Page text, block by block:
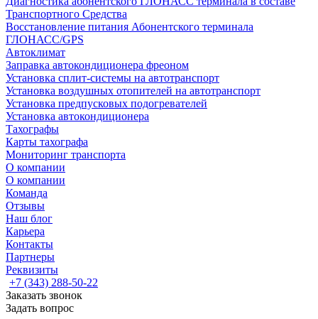
Транспортного Средства
Восстановление питания Абонентского терминала
ГЛОНАСС/GPS
Автоклимат
Заправка автокондиционера фреоном
Установка сплит-системы на автотранспорт
Установка воздушных отопителей на автотранспорт
Установка предпусковых подогревателей
Установка автокондиционера
Тахографы
Карты тахографа
Мониторинг транспорта
О компании
О компании
Команда
Отзывы
Наш блог
Карьера
Контакты
Партнеры
Реквизиты
+7 (343) 288-50-22
Заказать звонок
Задать вопрос